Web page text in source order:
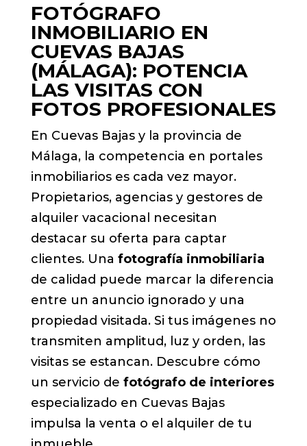
FOTÓGRAFO
INMOBILIARIO EN
CUEVAS BAJAS
(MÁLAGA): POTENCIA
LAS VISITAS CON
FOTOS PROFESIONALES
En Cuevas Bajas y la provincia de
Málaga, la competencia en portales
inmobiliarios es cada vez mayor.
Propietarios, agencias y gestores de
alquiler vacacional necesitan
destacar su oferta para captar
clientes. Una fotografía inmobiliaria
de calidad puede marcar la diferencia
entre un anuncio ignorado y una
propiedad visitada. Si tus imágenes no
transmiten amplitud, luz y orden, las
visitas se estancan. Descubre cómo
un servicio de fotógrafo de interiores
especializado en Cuevas Bajas
impulsa la venta o el alquiler de tu